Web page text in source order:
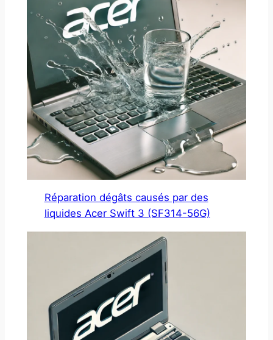
Réparation dégâts causés par des
liquides Acer Swift 3 (SF314-56G)